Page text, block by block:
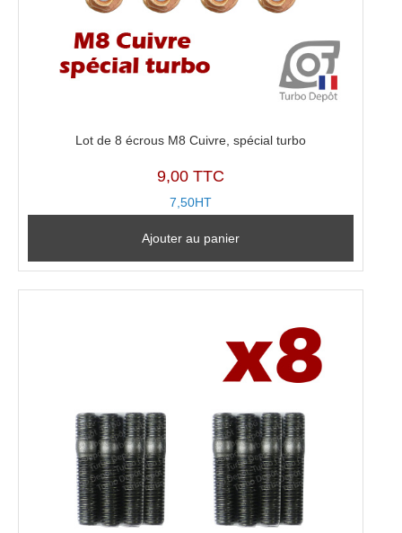
Lot de 8 écrous M8 Cuivre, spécial turbo
9,00 TTC
7,50HT
Ajouter au panier